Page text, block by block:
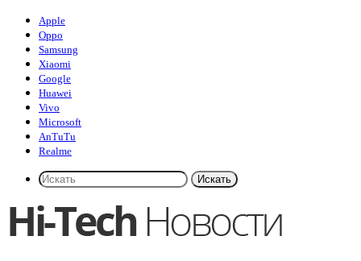
Apple
Oppo
Samsung
Xiaomi
Google
Huawei
Vivo
Microsoft
AnTuTu
Realme
Искать